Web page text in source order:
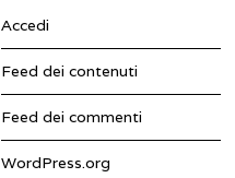
Accedi
Feed dei contenuti
Feed dei commenti
WordPress.org